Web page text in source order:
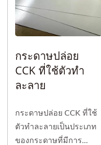
กระดาษปล่อย
CCK ที่ใช้ตัวทำ
ละลาย
กระดาษปล่อย CCK ที่ใช้
ตัวทำละลายเป็นประเภท
ของกระดาษที่มีการ